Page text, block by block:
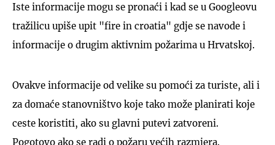
Iste informacije mogu se pronaći i kad se u Googleovu
tražilicu upiše upit "fire in croatia" gdje se navode i
informacije o drugim aktivnim požarima u Hrvatskoj.
Ovakve informacije od velike su pomoći za turiste, ali i
za domaće stanovništvo koje tako može planirati koje
ceste koristiti, ako su glavni putevi zatvoreni.
Pogotovo ako se radi o požaru većih razmjera.